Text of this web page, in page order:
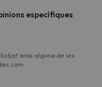
específiques
amb alguna de les